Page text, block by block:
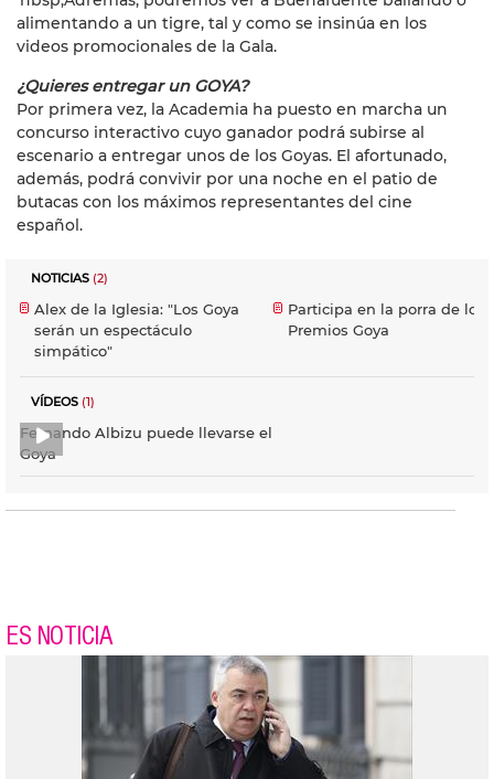
alimentando a un tigre, tal y como se insinúa en los
videos promocionales de la Gala.
¿Quieres entregar un GOYA?
Por primera vez, la Academia ha puesto en marcha un
concurso interactivo cuyo ganador podrá subirse al
escenario a entregar unos de los Goyas. El afortunado,
además, podrá convivir por una noche en el patio de
butacas con los máximos representantes del cine
español.
NOTICIAS (2)
Alex de la Iglesia: "Los Goya
serán un espectáculo
simpático"
Participa en la porra de los
Premios Goya
VÍDEOS (1)
Fernando Albizu puede llevarse el
Goya
ES NOTICIA